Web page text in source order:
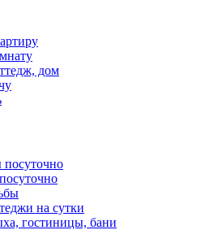
дом
на сутки
гостиницы, бани